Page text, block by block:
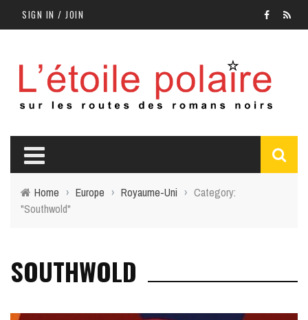
SIGN IN / JOIN
Home › Europe › Royaume-Uni › Category:
"Southwold"
SOUTHWOLD